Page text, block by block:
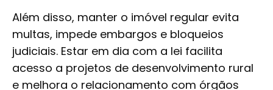
Além disso, manter o imóvel regular evita
multas, impede embargos e bloqueios
judiciais. Estar em dia com a lei facilita
acesso a projetos de desenvolvimento rural
e melhora o relacionamento com órgãos